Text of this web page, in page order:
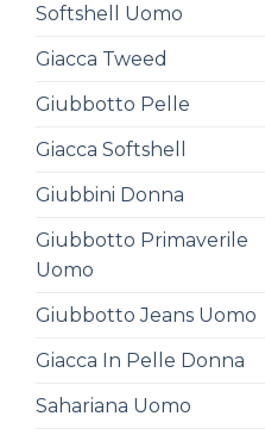
Softshell Uomo
Giacca Tweed
Giubbotto Pelle
Giacca Softshell
Giubbini Donna
Giubbotto Primaverile
Uomo
Giubbotto Jeans Uomo
Giacca In Pelle Donna
Sahariana Uomo